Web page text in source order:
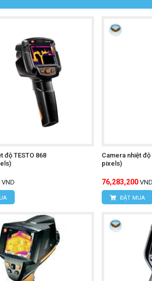
xác ±2°C hoặc ±2%, tùy theo giá trị
hình ảnh nhiệt và giá trị nhiệt độ, giúp
sát trong môi trường thiếu sáng.
hình ảnh và video nhiệt để lưu trữ
liệu nhiệt độ để xác định các điểm
tiện cho việc di chuyển và sử dụng
pin khi không sử dụng.
máy.
chế độ đo mong muốn (đo nhiệt
camera vào vật thể cần đo và đảm
độ TESTO 868
VND
Camera nhiệt độ
pixels)
76,283,200 VND
ĐẶT MUA